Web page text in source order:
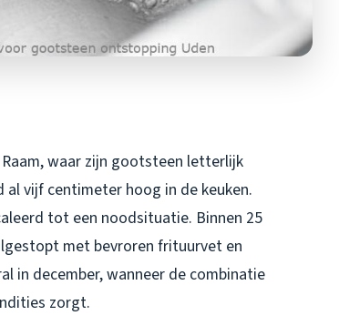
waar zijn gootsteen letterlijk
vijf centimeter hoog in de keuken.
tot een noodsituatie. Binnen 25
met bevroren frituurvet en
in december, wanneer de combinatie
zorgt.